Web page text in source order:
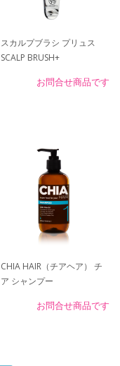
スカルプブラシ プリュス
SCALP BRUSH+
お問合せ商品です
CHIA HAIR（チアヘア） チ
ア シャンプー
お問合せ商品です